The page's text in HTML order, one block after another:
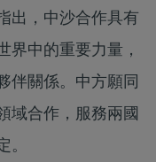
出，中沙合作具有
界中的重要力量，
伴關係。中方願同
域合作，服務兩國
。